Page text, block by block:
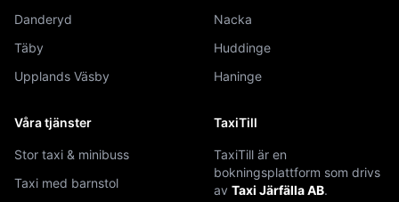
Danderyd
Täby
Upplands Väsby
Nacka
Huddinge
Haninge
Våra tjänster
Stor taxi & minibuss
Taxi med barnstol
TaxiTill
TaxiTill är en
bokningsplattform som drivs
av Taxi Järfälla AB.